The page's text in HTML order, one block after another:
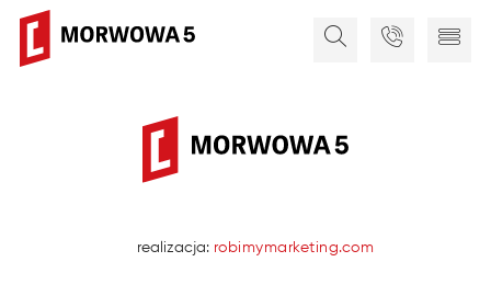
realizacja: robimymarketing.com